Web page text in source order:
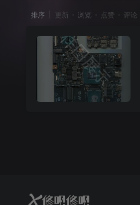
排序 更新 浏览 点赞 评论